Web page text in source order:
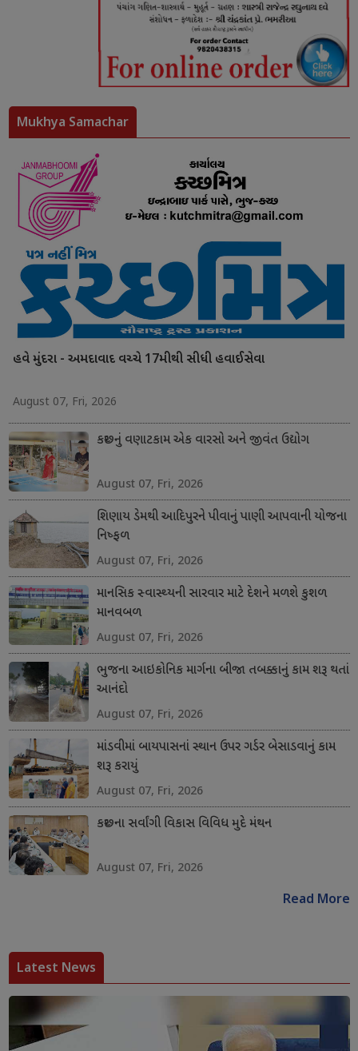
Mukhya Samachar
હવે મુંદરા - અમદાવાદ વચ્ચે 17મીથી સીધી હવાઈસેવા
August 07, Fri, 2026
કચ્છનું વણાટકામ એક વારસો અને જીવંત ઉદ્યોગ
August 07, Fri, 2026
શિણાય ડેમથી આદિપુરને પીવાનું પાણી આપવાની યોજના
નિષ્ફળ
August 07, Fri, 2026
માનસિક સ્વાસ્થ્યની સારવાર માટે દેશને મળશે કુશળ
માનવબળ
August 07, Fri, 2026
ભુજના આઇકોનિક માર્ગના બીજા તબક્કાનું કામ શરૂ થતાં
આનંદો
August 07, Fri, 2026
માંડવીમાં બાયપાસનાં સ્થાન ઉપર ગર્ડર બેસાડવાનું કામ
શરૂ કરાયું
August 07, Fri, 2026
કચ્છના સર્વાંગી વિકાસ વિવિધ મુદે મંથન
August 07, Fri, 2026
Read More
Latest News